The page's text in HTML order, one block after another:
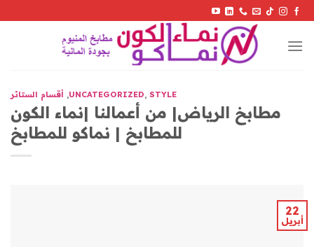
Skip
content
UNCATEGORIZED, STYLE
, أقسام الستائر
مطابخ الرياض| من أعمالنا |نماء الكون
للمطابخ | نماكو للمطابخ
22
أبريل